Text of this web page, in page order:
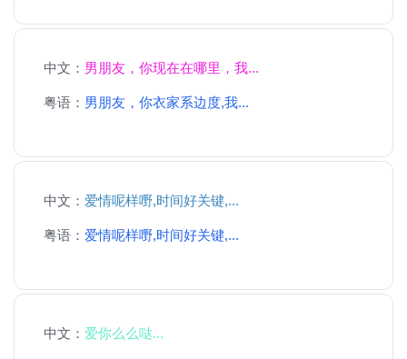
中文： 男朋友，你现在在哪里，我...
粤语： 男朋友，你衣家系边度,我...
中文： 爱情呢样嘢,时间好关键,...
粤语： 爱情呢样嘢,时间好关键,...
中文： 爱你么么哒...